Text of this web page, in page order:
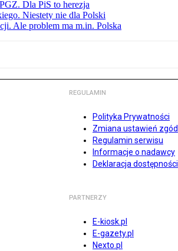
Dla PiS to herezja
Niestety nie dla Polski
Ale problem ma m.in. Polska
REGULAMIN
Polityka Prywatności
Zmiana ustawień zgód
Regulamin serwisu
Informacje o nadawcy
Deklaracja dostępności
PARTNERZY
E-kiosk.pl
E-gazety.pl
Nexto.pl